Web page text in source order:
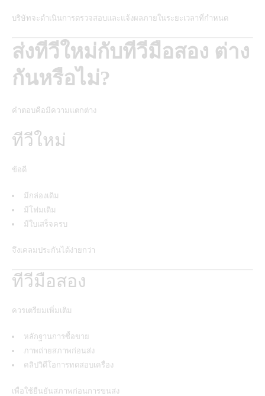
บริษัทจะดำเนินการตรวจสอบและแจ้งผลภายในระยะเวลาที่กำหนด
ส่งทีวีใหม่กับทีวีมือสอง ต่าง
กันหรือไม่?
คำตอบคือมีความแตกต่าง
ทีวีใหม่
ข้อดี
มีกล่องเดิม
มีโฟมเดิม
มีใบเสร็จครบ
จึงเคลมประกันได้ง่ายกว่า
ทีวีมือสอง
ควรเตรียมเพิ่มเติม
หลักฐานการซื้อขาย
ภาพถ่ายสภาพก่อนส่ง
คลิปวิดีโอการทดสอบเครื่อง
เพื่อใช้ยืนยันสภาพก่อนการขนส่ง